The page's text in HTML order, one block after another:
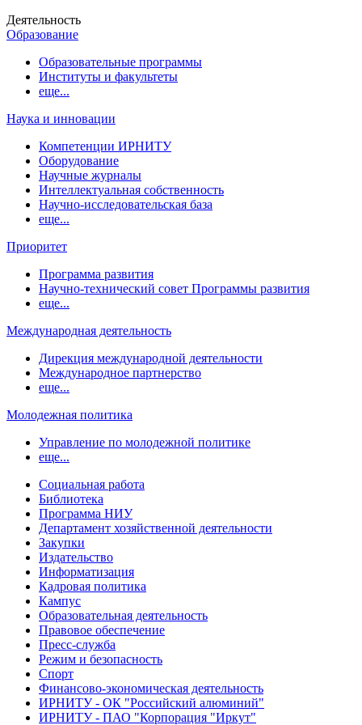
Деятельность
Образование
Образовательные программы
Институты и факультеты
еще...
Наука и инновации
Компетенции ИРНИТУ
Оборудование
Научные журналы
Интеллектуальная собственность
Научно-исследовательская база
еще...
Приоритет
Программа развития
Научно-технический совет Программы развития
еще...
Международная деятельность
Дирекция международной деятельности
Международное партнерство
еще...
Молодежная политика
Управление по молодежной политике
еще...
Социальная работа
Библиотека
Программа НИУ
Департамент хозяйственной деятельности
Закупки
Издательство
Информатизация
Кадровая политика
Кампус
Образовательная деятельность
Правовое обеспечение
Пресс-служба
Режим и безопасность
Спорт
Финансово-экономическая деятельность
ИРНИТУ - ОК "Российский алюминий"
ИРНИТУ - ПАО "Корпорация "Иркут"